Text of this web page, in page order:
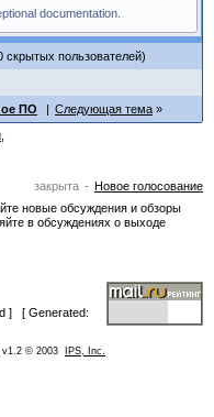
documentation.
скрытых пользователей)
ПО
Следующая тема
закрыта Новое голосование
новые обсуждения и обзоры
в обсуждениях о выходе
] [ Generated:
v1.2 © 2003 IPS, Inc.